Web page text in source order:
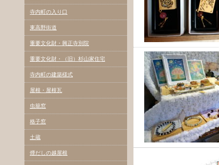
寺内町の入り口
東高野街道
重要文化財・興正寺別院
重要文化財・（旧）杉山家住宅
寺内町の建築様式
屋根・屋根瓦
虫籠窓
格子窓
土蔵
煙だしの越屋根